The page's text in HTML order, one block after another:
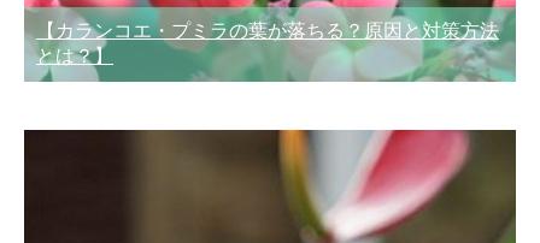
【カランコエ・プミラの葉が落ちる？原因と対策方法
とは？】